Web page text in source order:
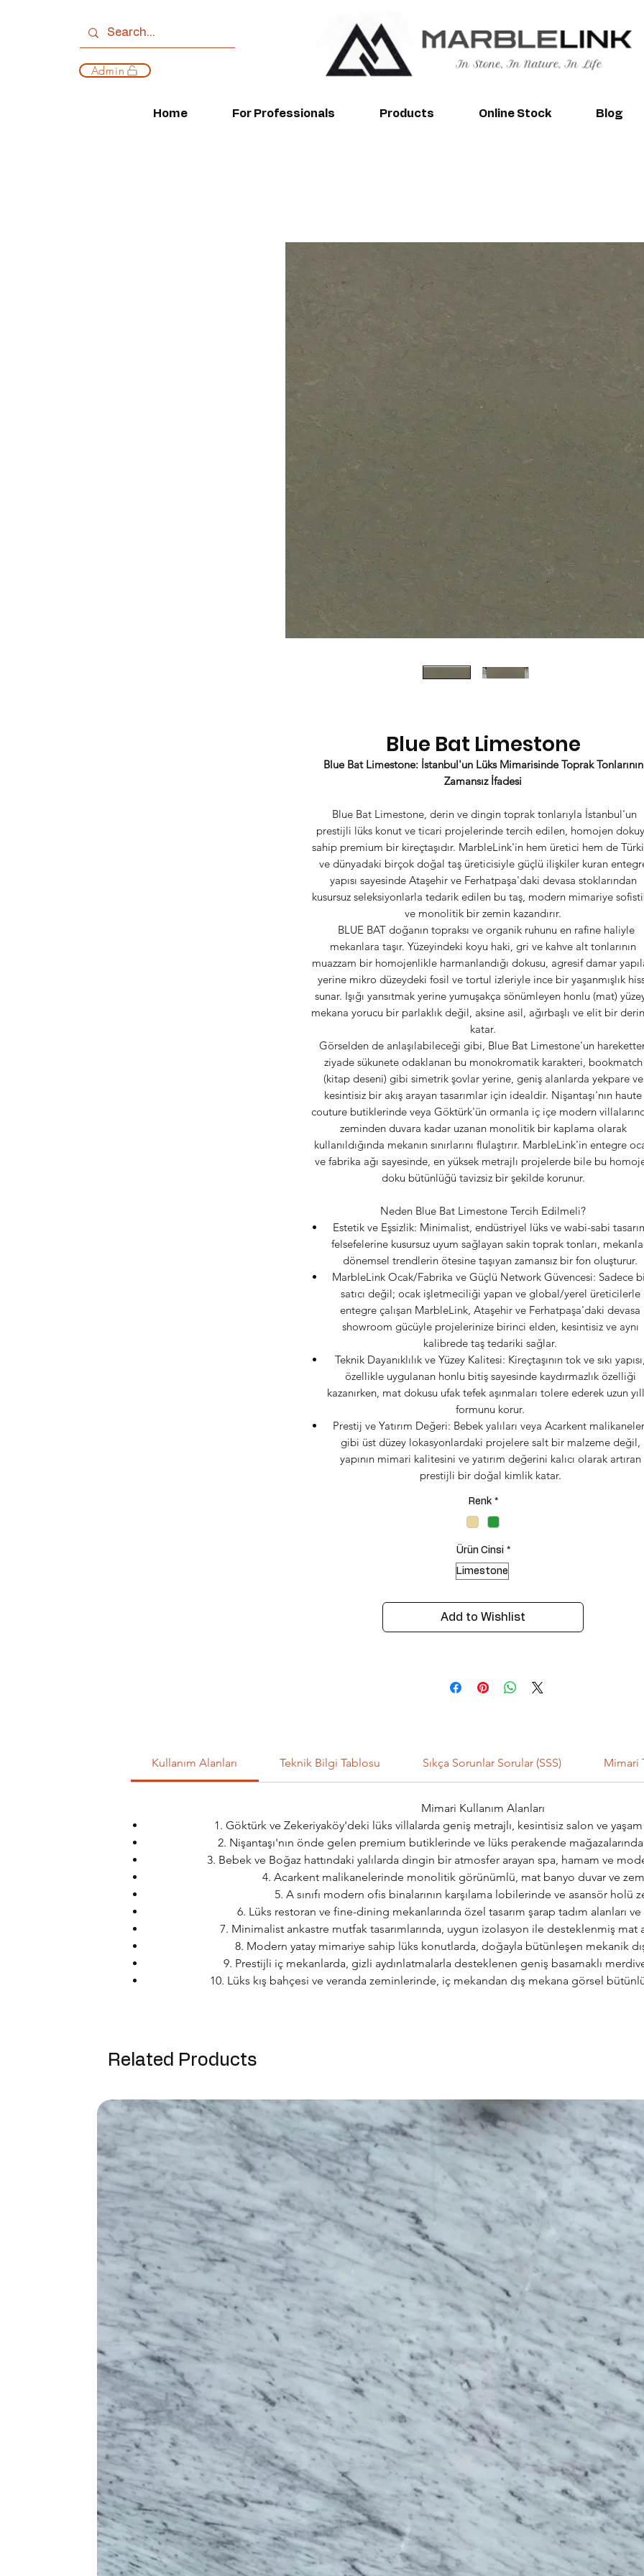
Admin
Home For Professionals Products Online Stock Blog
Blue Bat Limestone
Blue Bat Limestone: İstanbul'un Lüks Mimarisinde Toprak Tonlarının
Zamansız İfadesi
Blue Bat Limestone, derin ve dingin toprak tonlarıyla İstanbul'un
prestijli lüks konut ve ticari projelerinde tercih edilen, homojen
sahip premium bir kireçtaşıdır. MarbleLink'in hem üretici hem de
ve dünyadaki birçok doğal taş üreticisiyle güçlü ilişkiler kuran
yapısı sayesinde Ataşehir ve Ferhatpaşa'daki devasa stoklarından
kusursuz seleksiyonlarla tedarik edilen bu taş, modern mimariye
ve monolitik bir zemin kazandırır.
BLUE BAT doğanın topraksı ve organik ruhunu en rafine haliyle
mekanlara taşır. Yüzeyindeki koyu haki, gri ve kahve alt tonlarının
muazzam bir homojenlikle harmanlandığı dokusu, agresif damar
yerine mikro düzeydeki fosil ve tortul izleriyle ince bir yaşanmışlık
sunar. Işığı yansıtmak yerine yumuşakça sönümleyen honlu (mat)
mekana yorucu bir parlaklık değil, aksine asil, ağırbaşlı ve elit bir
katar.
Görselden de anlaşılabileceği gibi, Blue Bat Limestone'un
ziyade sükunete odaklanan bu monokromatik karakteri, bookmatch
(kitap deseni) gibi simetrik şovlar yerine, geniş alanlarda yekpare ve
kesintisiz bir akış arayan tasarımlar için idealdir. Nişantaşı'nın haute
couture butiklerinde veya Göktürk'ün ormanla iç içe modern
zeminden duvara kadar uzanan monolitik bir kaplama olarak
kullanıldığında mekanın sınırlarını flulaştırır. MarbleLink'in entegre
ve fabrika ağı sayesinde, en yüksek metrajlı projelerde bile bu
doku bütünlüğü tavizsiz bir şekilde korunur.
Neden Blue Bat Limestone Tercih Edilmeli?
Estetik ve Eşsizlik: Minimalist, endüstriyel lüks ve wabi-sabi
felsefelerine kusursuz uyum sağlayan sakin toprak tonları,
dönemsel trendlerin ötesine taşıyan zamansız bir fon oluşturur.
MarbleLink Ocak/Fabrika ve Güçlü Network Güvencesi: Sadece
satıcı değil; ocak işletmeciliği yapan ve global/yerel üreticilerle
entegre çalışan MarbleLink, Ataşehir ve Ferhatpaşa'daki devasa
showroom gücüyle projelerinize birinci elden, kesintisiz ve aynı
kalibrede taş tedariki sağlar.
Teknik Dayanıklılık ve Yüzey Kalitesi: Kireçtaşının tok ve sıkı yapısı,
özellikle uygulanan honlu bitiş sayesinde kaydırmazlık özelliği
kazanırken, mat dokusu ufak tefek aşınmaları tolere ederek uzun
formunu korur.
Prestij ve Yatırım Değeri: Bebek yalıları veya Acarkent
gibi üst düzey lokasyonlardaki projelere salt bir malzeme değil,
yapının mimari kalitesini ve yatırım değerini kalıcı olarak artıran
prestijli bir doğal kimlik katar.
Renk *
Ürün Cinsi *
Limestone
Add to Wishlist
Kullanım Alanları Teknik Bilgi Tablosu Sıkça Sorunlar Sorular (SSS) Mimari
Mimari Kullanım Alanları
1. Göktürk ve Zekeriyaköy'deki lüks villalarda geniş metrajlı, kesintisiz salon ve yaşam
2. Nişantaşı'nın önde gelen premium butiklerinde ve lüks perakende
3. Bebek ve Boğaz hattındaki yalılarda dingin bir atmosfer arayan spa, hamam ve
4. Acarkent malikanelerinde monolitik görünümlü, mat banyo duvar ve
5. A sınıfı modern ofis binalarının karşılama lobilerinde ve asansör holü
6. Lüks restoran ve fine-dining mekanlarında özel tasarım şarap tadım alanları
7. Minimalist ankastre mutfak tasarımlarında, uygun izolasyon ile desteklenmiş mat
8. Modern yatay mimariye sahip lüks konutlarda, doğayla bütünleşen mekanik
9. Prestijli iç mekanlarda, gizli aydınlatmalarla desteklenen geniş basamaklı
10. Lüks kış bahçesi ve veranda zeminlerinde, iç mekandan dış mekana görsel
Related Products